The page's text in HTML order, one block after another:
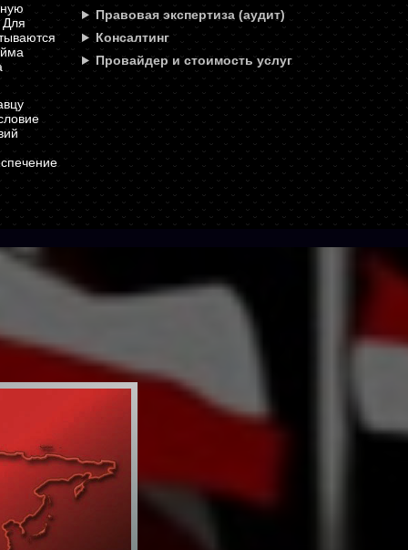
Для
Правовая экспертиза (аудит)
Консалтинг
Провайдер и стоимость услуг